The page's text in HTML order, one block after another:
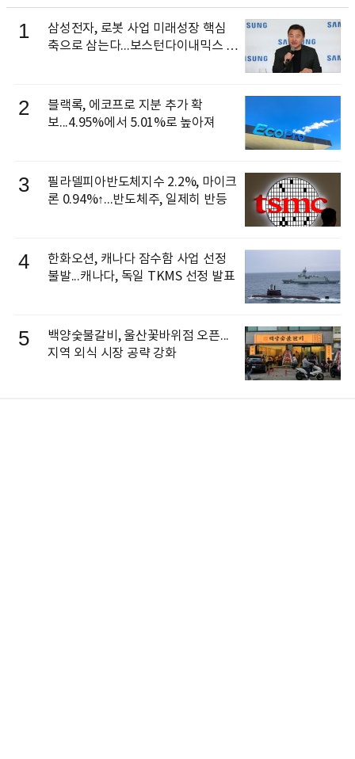
1
삼성전자, 로봇 사업 미래성장 핵심
축으로 삼는다...보스턴다이내믹스 출
2
블랙록, 에코프로 지분 추가 확
보...4.95%에서 5.01%로 높아져
3
필라델피아반도체지수 2.2%, 마이크
론 0.94%↑...반도체주, 일제히 반등
4
한화오션, 캐나다 잠수함 사업 선정
불발...캐나다, 독일 TKMS 선정 발표
5
백양숯불갈비, 울산꽃바위점 오픈...
지역 외식 시장 공략 강화